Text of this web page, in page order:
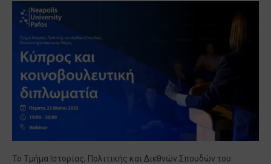
Το Τμήμα Ιστορίας, Πολιτικής και Διεθνών Σπουδών του